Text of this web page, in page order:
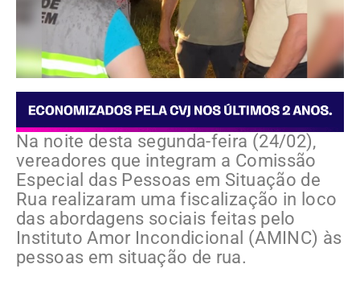
Na noite desta segunda-feira (24/02),
vereadores que integram a Comissão
Especial das Pessoas em Situação de
Rua realizaram uma fiscalização in loco
das abordagens sociais feitas pelo
Instituto Amor Incondicional (AMINC) às
pessoas em situação de rua.